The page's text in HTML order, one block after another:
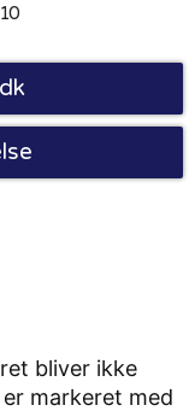
bliver ikke
markeret med